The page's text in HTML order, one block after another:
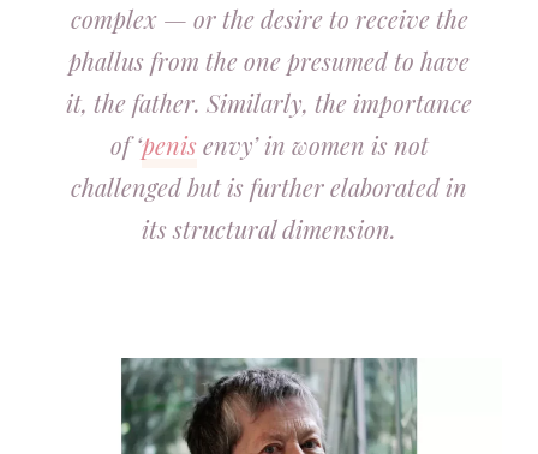
complex — or the desire to receive the
phallus from the one presumed to have
it, the father. Similarly, the importance
of ‘penisenvy’ in women is not
challenged but is further elaborated in
its structural dimension.